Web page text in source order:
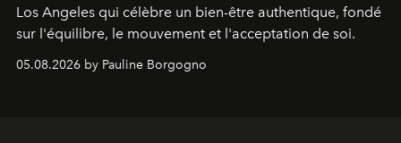
Los Angeles qui célèbre un bien-être authentique, fondé
sur l'équilibre, le mouvement et l'acceptation de soi.
05.08.2026 by Pauline Borgogno